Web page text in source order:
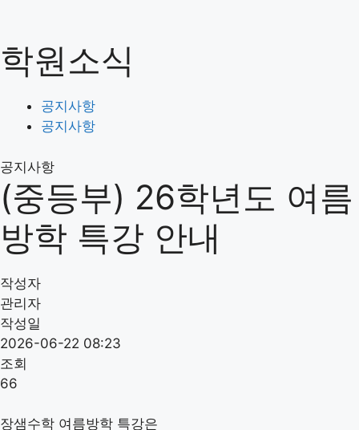
content
원장인사말
학원전경
초등부 안내
고등부 안내
초등부 시간표
중등부 시간표
고등부 시간표
초등부 입학절차
중등부 입학절차
고등부 입학절차
특강 신청
학원소식
공지사항
공지사항
공지사항
(중등부) 26학년도 여름
방학 특강 안내
작성자
관리자
작성일
2026-06-22 08:23
조회
66
장샘수학 여름방학 특강은